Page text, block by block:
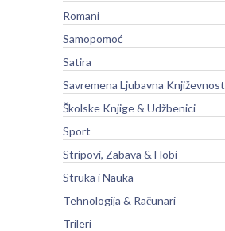
Romani
Samopomoć
Satira
Savremena Ljubavna Književnost
Školske Knjige & Udžbenici
Sport
Stripovi, Zabava & Hobi
Struka i Nauka
Tehnologija & Računari
Trileri